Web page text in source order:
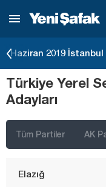
Haziran 2019 İstanbul
Türkiye Yerel
Adayları
Tüm Partiler AK
Çanakkale
Denizli
Diyarbakır
Edirne
Elazığ